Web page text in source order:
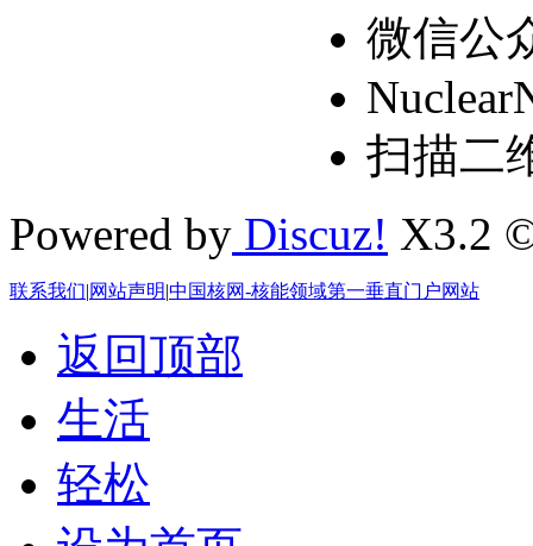
微信公
扫描二
Powered by Discuz! X3.2
联系我们|网站声明|中国核网-核能领域第一垂直门户网站
返回顶部
生活
轻松